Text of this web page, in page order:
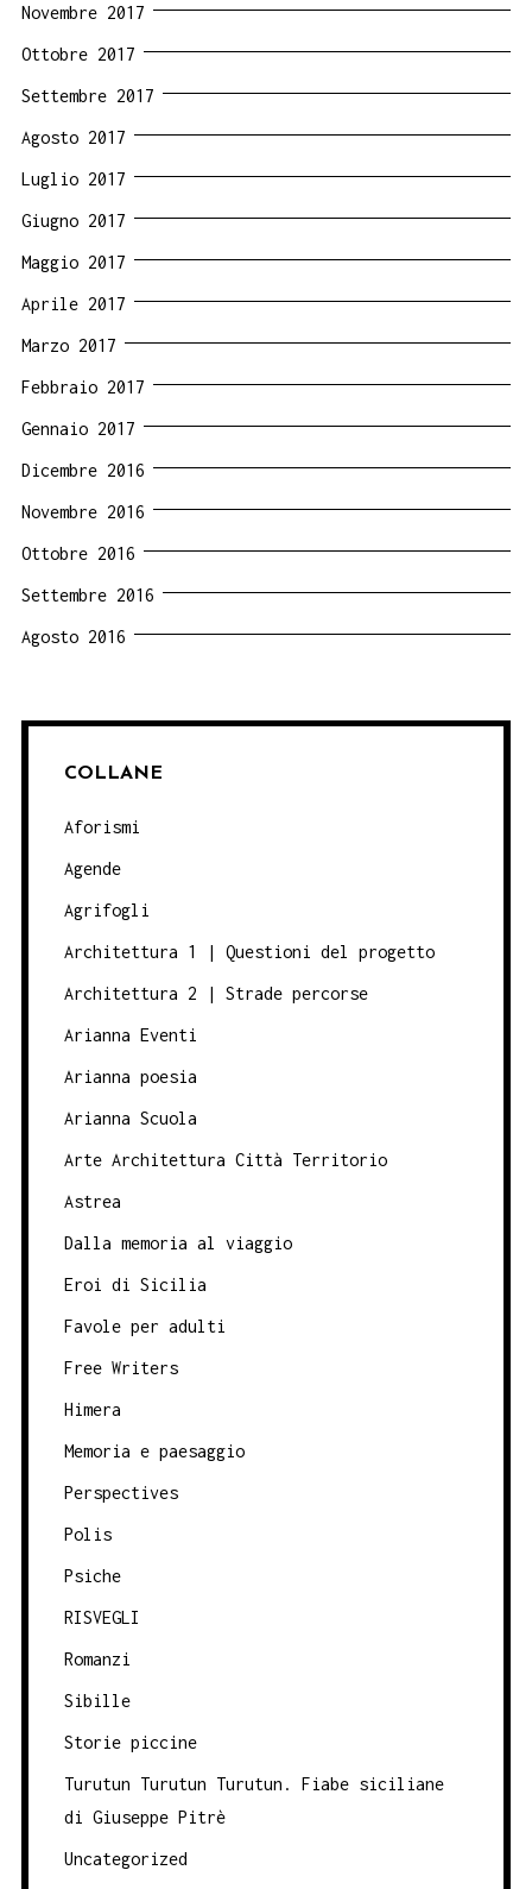
Novembre 2017
Ottobre 2017
Settembre 2017
Agosto 2017
Luglio 2017
Giugno 2017
Maggio 2017
Aprile 2017
Marzo 2017
Febbraio 2017
Gennaio 2017
Dicembre 2016
Novembre 2016
Ottobre 2016
Settembre 2016
Agosto 2016
COLLANE
Aforismi
Agende
Agrifogli
Architettura 1 | Questioni del progetto
Architettura 2 | Strade percorse
Arianna Eventi
Arianna poesia
Arianna Scuola
Arte Architettura Città Territorio
Astrea
Dalla memoria al viaggio
Eroi di Sicilia
Favole per adulti
Free Writers
Himera
Memoria e paesaggio
Perspectives
Polis
Psiche
RISVEGLI
Romanzi
Sibille
Storie piccine
Turutun Turutun Turutun. Fiabe siciliane
di Giuseppe Pitrè
Uncategorized